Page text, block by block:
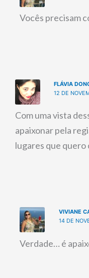
Vocês precisam
FLÁVIA
12 DE
Com uma vista
apaixonar pela
lugares que quero
VIVIANE
14 DE
Verdade… é